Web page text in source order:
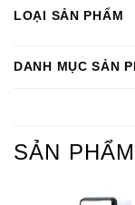
LOẠI SẢN PHẨM
DANH MỤC SẢN
SẢN